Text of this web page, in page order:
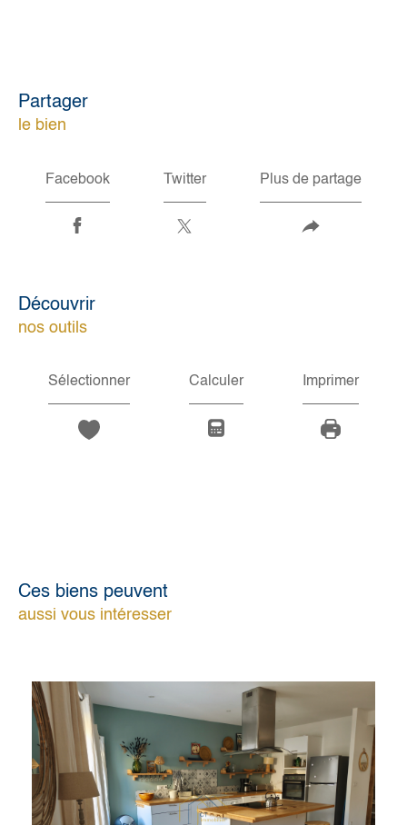
partager
le bien
Facebook Twitter Plus de partage
découvrir
nos outils
Sélectionner Calculer Imprimer
Ces biens peuvent
aussi vous intéresser